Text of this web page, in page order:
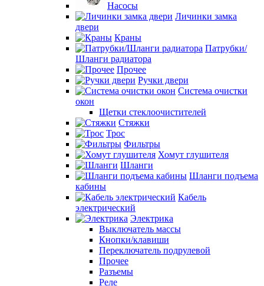
Насосы
Личинки замка
двери
Краны
Патрубки/
Шланги радиатора
Прочее
Ручки двери
Система очистки
окон
Щетки стеклоочистителей
Стяжки
Трос
Фильтры
Хомут глушителя
Шланги
Шланги подъема
кабины
Кабель
электрический
Электрика
Выключатель массы
Кнопки/клавиши
Переключатель подрулевой
Прочее
Разъемы
Реле